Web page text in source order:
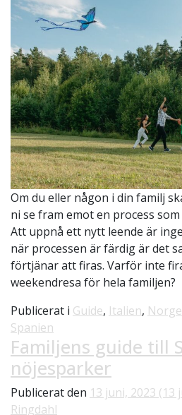
Om du eller någon i din familj
ni se fram emot en process
Att uppnå ett nytt leende är
när processen är färdig är det
förtjänar att firas. Varför inte
weekendresa för hela familjen?
Publicerat i Guide, Italien, Norge
Spanien
Familjens guide till
nöjesparker
Publicerat den 13 juni, 2023 (13
Ringdahl